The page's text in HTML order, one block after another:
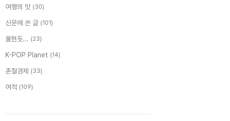
여행의 맛 (30)
신문에 쓴 글 (101)
불현듯... (23)
K-POP Planet (14)
촌철경제 (33)
여적 (109)